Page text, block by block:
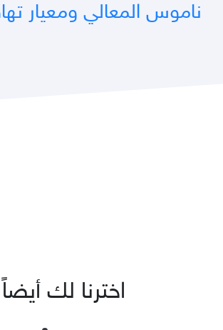
ناموس المعالي ومعيار
اخترنا لك أيضاً